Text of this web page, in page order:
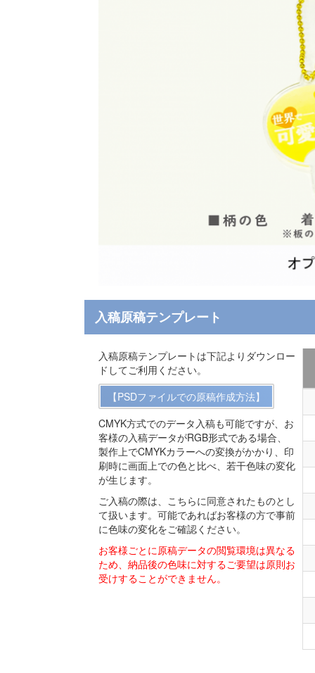
入稿原稿テンプレート
入稿原稿テンプレートは下記よりダウンロー
ドしてご利用ください。
【PSDファイルでの原稿作成方法】
CMYK方式でのデータ入稿も可能ですが、お
客様の入稿データがRGB形式である場合、
製作上でCMYKカラーへの変換がかかり、印
刷時に画面上での色と比べ、若干色味の変化
が生じます。
ご入稿の際は、こちらに同意されたものとし
て扱います。可能であればお客様の方で事前
に色味の変化をご確認ください。
お客様ごとに原稿データの閲覧環境は異なる
ため、納品後の色味に対するご要望は原則お
受けすることができません。